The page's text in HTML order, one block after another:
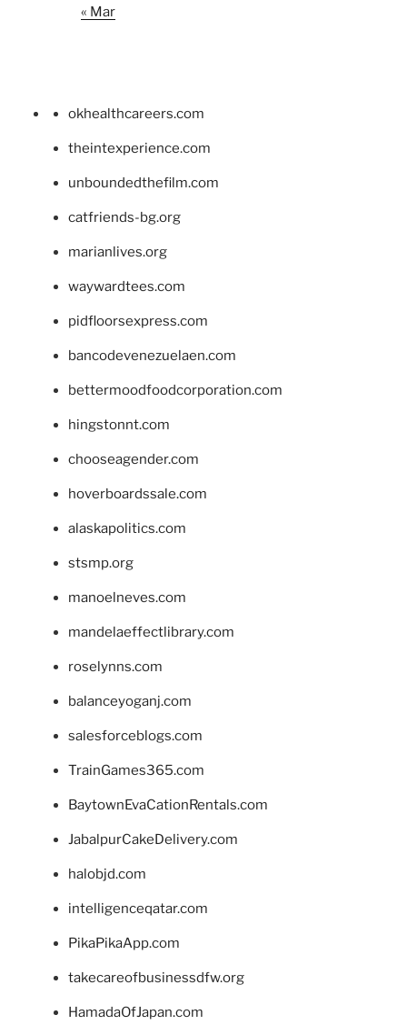
« Mar
okhealthcareers.com
theintexperience.com
unboundedthefilm.com
catfriends-bg.org
marianlives.org
waywardtees.com
pidfloorsexpress.com
bancodevenezuelaen.com
bettermoodfoodcorporation.com
hingstonnt.com
chooseagender.com
hoverboardssale.com
alaskapolitics.com
stsmp.org
manoelneves.com
mandelaeffectlibrary.com
roselynns.com
balanceyoganj.com
salesforceblogs.com
TrainGames365.com
BaytownEvaCationRentals.com
JabalpurCakeDelivery.com
halobjd.com
intelligenceqatar.com
PikaPikaApp.com
takecareofbusinessdfw.org
HamadaOfJapan.com